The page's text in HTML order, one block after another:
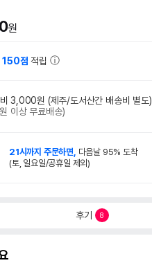
원
150점 적립
3,000원 (제주/도서산간 배송비 별도)
이상 무료배송)
21시까지 주문하면, 다음날 95% 도착
(토, 일요일/공휴일 제외)
후기 8